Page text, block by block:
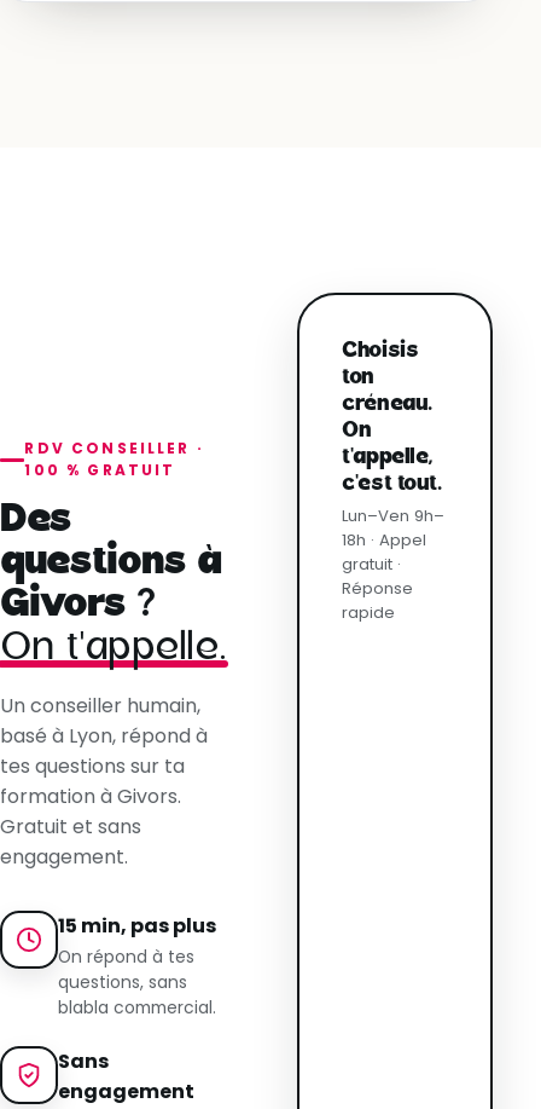
RDV CONSEILLER ·
100 % GRATUIT
Des
questions à
Givors ?
On t'appelle.
Un conseiller humain,
basé à Lyon, répond à
tes questions sur ta
formation à Givors.
Gratuit et sans
engagement.
15 min, pas plus
On répond à tes
questions, sans
blabla commercial.
Sans
engagement
Choisis
ton
créneau.
On
t'appelle,
c'est tout.
Lun–Ven 9h–
18h · Appel
gratuit ·
Réponse
rapide